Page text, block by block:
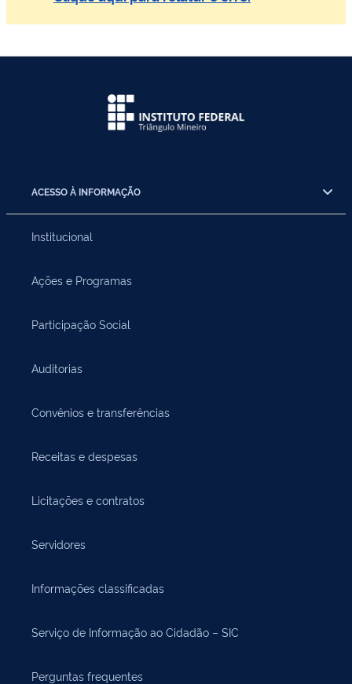
ACESSO À INFORMAÇÃO
Institucional
Ações e Programas
Participação Social
Auditorias
Convênios e transferências
Receitas e despesas
Licitações e contratos
Servidores
Informações classificadas
Serviço de Informação ao Cidadão – SIC
Perguntas frequentes